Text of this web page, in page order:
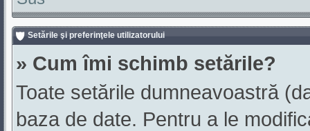
Setările şi preferinţele utilizatorului
» Cum îmi schimb setările?
Toate setările dumneavoastră
baza de date. Pentru a le